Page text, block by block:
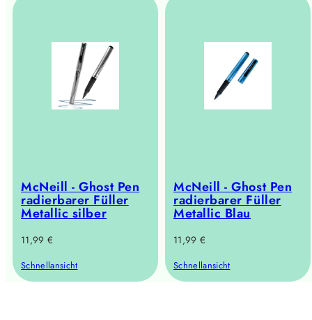
McNeill - Ghost Pen
radierbarer Füller
Metallic silber
Regulärer
11,99 €
Schnellansicht
McNeill - Ghost Pen
radierbarer Füller
Metallic Blau
Regulärer
11,99 €
Schnellansicht